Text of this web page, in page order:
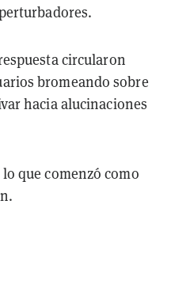
circularon
bromeando sobre
hacia alucinaciones
que comenzó como